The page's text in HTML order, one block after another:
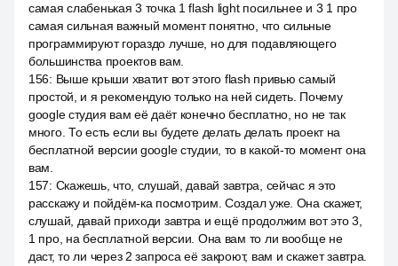
самая слабенькая 3 точка 1 flash light посильнее и 3 1 про
самая сильная важный момент понятно, что сильные
программируют гораздо лучше, но для подавляющего
большинства проектов вам.
156: Выше крыши хватит вот этого flash привью самый
простой, и я рекомендую только на ней сидеть. Почему
google студия вам её даёт конечно бесплатно, но не так
много. То есть если вы будете делать делать проект на
бесплатной версии google студии, то в какой-то момент она
вам.
157: Скажешь, что, слушай, давай завтра, сейчас я это
расскажу и пойдём-ка посмотрим. Создал уже. Она скажет,
слушай, давай приходи завтра и ещё продолжим вот это 3,
1 про, на бесплатной версии. Она вам то ли вообще не
даст, то ли через 2 запроса её закроют, вам и скажет завтра.